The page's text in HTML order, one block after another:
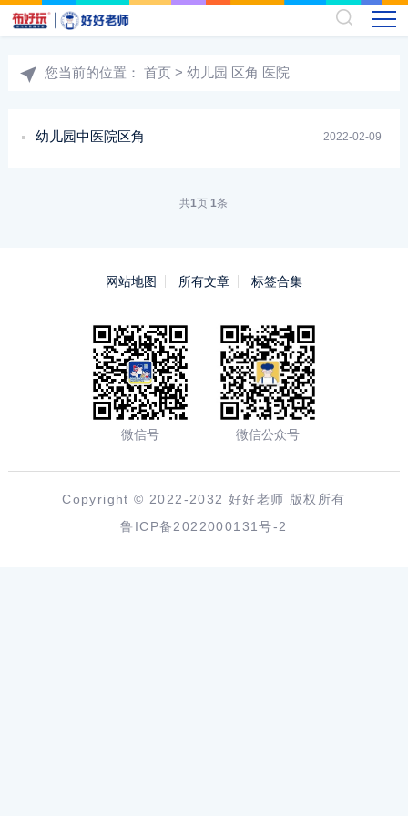
您当前的位置： 首页 > 幼儿园 区角 医院
2022-02-09
幼儿园中医院区角
共1页1条
网站地图 所有文章 标签合集
微信号 微信公众号
Copyright © 2022-2032 好好老师 版权所有
鲁ICP备2022000131号-2